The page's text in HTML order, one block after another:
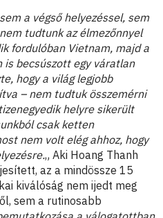
a végső helyezéssel, sem
tudtunk az élmezőnnyel
fordulóban Vietnam, majd a
is becsúszott egy váratlan
hogy a világ legjobb
– nem tudtuk összemérni
helyre sikerült
csak ketten
nem volt elég ahhoz, hogy
„ Aki Hoang Thanh
az a mindössze 15
kiválóság nem ijedt meg
sem a rutinosabb